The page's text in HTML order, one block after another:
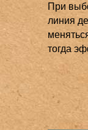
При
линия
тогда